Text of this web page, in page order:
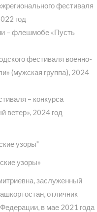
фестиваля
год
– флешмобе «Пусть
фестиваля военно-
(мужская группа), 2024
– конкурса
ветер», 2024 год
узоры"
узоры»
заслуженный
отличник
в мае 2021 года